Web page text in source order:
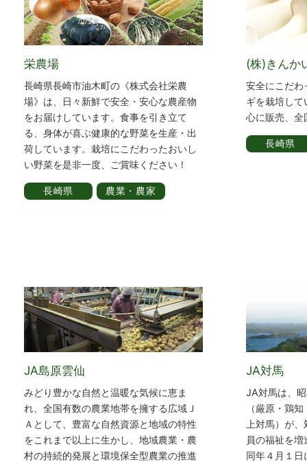
栄農場
長崎県長崎市油木町の《株式会社栄農
場》は、日々新鮮で安全・安心な農産物
をお届けしています。食事を引き立て
る、身体が喜ぶ健康的な野菜を生産・出
荷しています。栽培にこだわったおいし
い野菜を是非一度、ご賞味ください！
長崎県 農業・農家
(株)きんか
安全にこだわ
ギを栽培し
心に販売、全
長崎県
JA島原雲仙
みどり豊かな自然と温暖な気候に恵ま
れ、全国有数の農業地帯を擁する広域Ｊ
Ａとして、豊富な自然資源と地域の特性
をこれまで以上に生かし、地域農業・農
村の持続的発展と環境保全型農業の推進
JA対馬
JA対馬は、
（厳原・鶏
上対馬）が
員の福祉を
同年４月１